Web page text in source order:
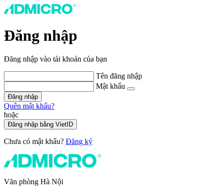
Đăng nhập
Đăng nhập vào tài khoản của bạn
Tên đăng nhập
Mật khẩu
Đăng nhập
Quên mật khẩu?
hoặc
Đăng nhập bằng VietID
Chưa có mật khẩu? Đăng ký
Văn phòng Hà Nội